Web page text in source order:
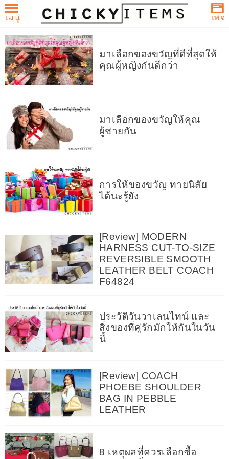
เมนู
CHICKYITEMS
บทความและรีวิวกระเป๋า Coach,
Michael Kors, Kate Spade และ
brandname สำหรับผู้หญิง
เพจ
Skip
to
content
มาเลือกของขวัญที่ดีที่สุดให้
คุณผู้หญิงกันดีกว่า
มาเลือกของขวัญให้คุณ
ผู้ชายกัน
การให้ของขวัญ ทายนิสัย
ได้นะรู้ยัง
[Review] MODERN
HARNESS CUT-TO-SIZE
REVERSIBLE SMOOTH
LEATHER BELT COACH
F64824
ประวัติวันวาเลนไทน์ และ
สิ่งของที่คู่รักมักให้กันในวัน
นี้
[Review] COACH
PHOEBE SHOULDER
BAG IN PEBBLE
LEATHER
8 เหตุผลที่ควรเลือกซื้อ